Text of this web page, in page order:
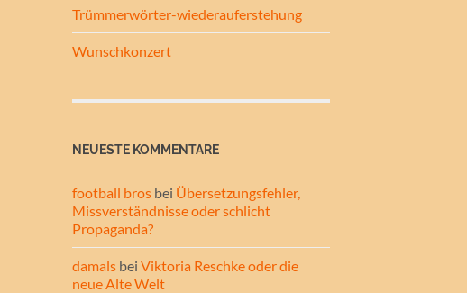
Trümmerwörter-wiederauferstehung
Wunschkonzert
NEUESTE KOMMENTARE
football bros bei Übersetzungsfehler,
Missverständnisse oder schlicht
Propaganda?
damals bei Viktoria Reschke oder die
neue Alte Welt